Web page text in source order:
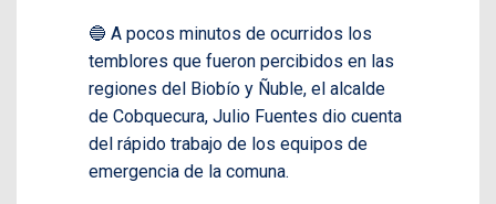
🔵 A pocos minutos de ocurridos los
temblores que fueron percibidos en las
regiones del Biobío y Ñuble, el alcalde
de Cobquecura, Julio Fuentes dio cuenta
del rápido trabajo de los equipos de
emergencia de la comuna.